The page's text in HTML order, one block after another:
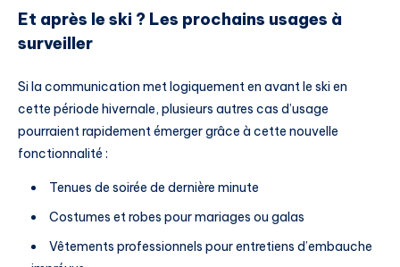
Et après le ski ? Les prochains usages à
surveiller
Si la communication met logiquement en avant le ski en
cette période hivernale, plusieurs autres cas d’usage
pourraient rapidement émerger grâce à cette nouvelle
fonctionnalité :
Tenues de soirée de dernière minute
Costumes et robes pour mariages ou galas
Vêtements professionnels pour entretiens d’embauche